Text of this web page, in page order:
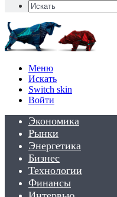
Меню
Искать
Switch skin
Войти
Экономика
Рынки
Энергетика
Бизнес
Технологии
Финансы